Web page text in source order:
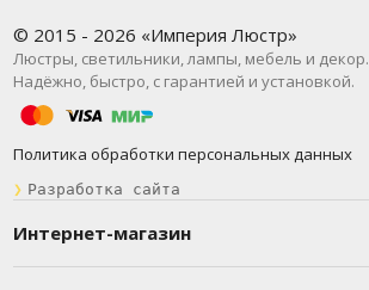
© 2015 - 2026 «Империя Люстр»
Люстры, светильники, лампы, мебель и декор.
Надёжно, быстро, с гарантией и установкой.
Политика обработки персональных данных
❯ Разработка сайта
Интернет-магазин